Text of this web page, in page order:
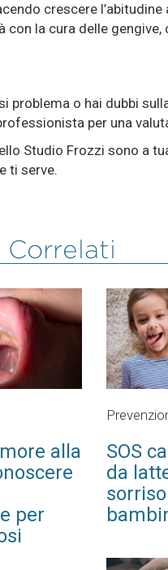
crescere l’abitudine
con la cura delle
problema o hai dubbi
per una
Studio Frozzi sono a
ti serve.
alla
per
SOS
da